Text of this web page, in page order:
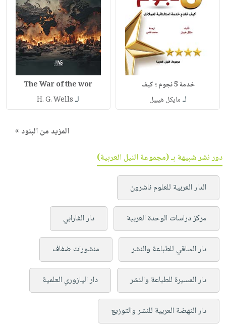
خدمة 5 نجوم ؛ كيف
لـ مايكل هيبيل
The War of the wor
لـ H. G. Wells
المزيد من البنود »
دور نشر شبيهة بـ (مجموعة النيل العربية)
الدار العربية للعلوم ناشرون
مركز دراسات الوحدة العربية دار الفارابي
دار الساقي للطباعة والنشر منشورات ضفاف
دار المسيرة للطباعة والنشر دار اليازوري العلمية
دار النهضة العربية للنشر والتوزيع